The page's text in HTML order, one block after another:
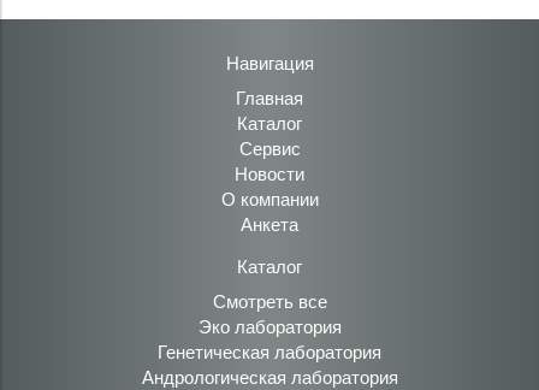
Навигация
Главная
Каталог
Сервис
Новости
О компании
Анкета
Каталог
Смотреть все
Эко лаборатория
Генетическая лаборатория
Андрологическая лаборатория